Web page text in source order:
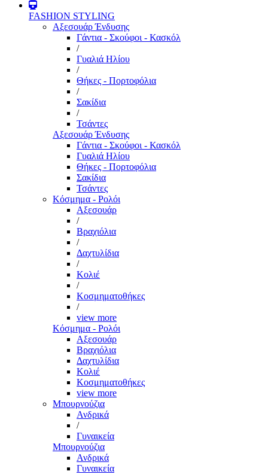
FASHION STYLING
Αξεσουάρ Ένδυσης
Γάντια - Σκούφοι - Κασκόλ
/
Γυαλιά Ηλίου
/
Θήκες - Πορτοφόλια
/
Σακίδια
/
Τσάντες
Αξεσουάρ Ένδυσης
Γάντια - Σκούφοι - Κασκόλ
Γυαλιά Ηλίου
Θήκες - Πορτοφόλια
Σακίδια
Τσάντες
Κόσμημα - Ρολόι
Αξεσουάρ
/
Βραχιόλια
/
Δαχτυλίδια
/
Κολιέ
/
Κοσμηματοθήκες
/
view more
Κόσμημα - Ρολόι
Αξεσουάρ
Βραχιόλια
Δαχτυλίδια
Κολιέ
Κοσμηματοθήκες
view more
Μπουρνούζια
Ανδρικά
/
Γυναικεία
Μπουρνούζια
Ανδρικά
Γυναικεία